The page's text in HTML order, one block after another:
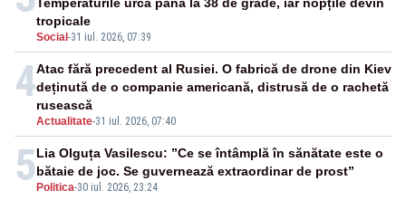
Social -31 iul. 2026, 07:39
tropicale
4
Actualitate-31 iul. 2026, 07:40
Atac fără precedent al Rusiei. O fabrică de drone din Kiev
deținută de o companie americană, distrusă de o rachetă
rusească
5 Politica-30 iul. 2026, 23:24
Lia Olguța Vasilescu: ”Ce se întâmplă în sănătate este o
bătaie de joc. Se guvernează extraordinar de prost”